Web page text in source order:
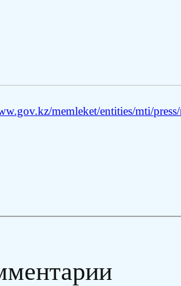
memleket/entities/mti/